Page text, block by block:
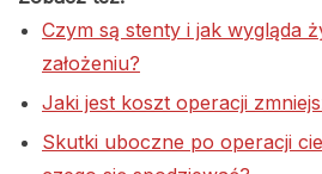
Czym są stenty i jak wygląda
założeniu?
Jaki jest koszt operacji
Skutki uboczne po operacji